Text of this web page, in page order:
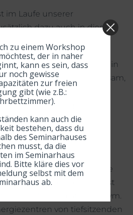
im Laufe unserer
dazu auch in diesem
gegangen.
Kraft- und Energiefluss in
und oft sehr mühsam,
den eigenen
und die Möglichkeit
zur Gänze zu
du dich aus vielen
Verbindungen, die deine
fließen zu können. Du löst
Manipulationen uvm.
von tiefsitzenden
zu einem Workshop
der in naher
kann es sein, dass
noch gewisse
zur freien
gibt (wie z.B.:
kann auch die
bestehen, dass du
des Seminarhauses
musst, da die
im Seminarhaus
Bitte kläre dies vor
selbst mit dem
ab.